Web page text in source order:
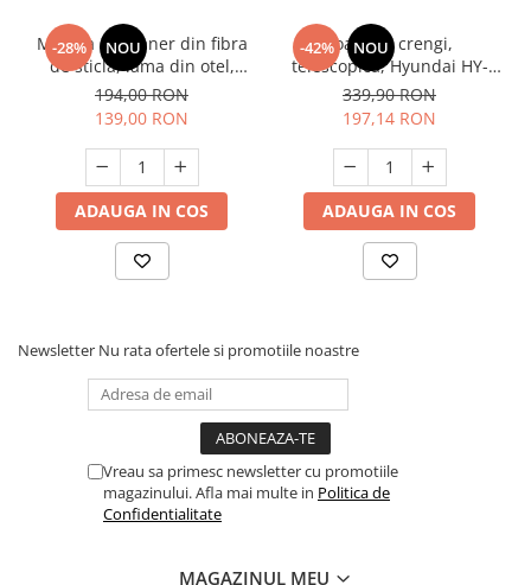
-28% NOU
Maceta cu maner din fibra
de sticla, lama din otel,
lungime 65cm, GardeX
Survivor
194,00 RON
139,00 RON
ADAUGA IN COS
-42% NOU
Foarfeca crengi,
telescopica, Hyundai HY-
58045, 67-102 mm
339,90 RON
197,14 RON
ADAUGA IN COS
Newsletter Nu rata ofertele si promotiile noastre
Vreau sa primesc newsletter cu promotiile
magazinului. Afla mai multe in Politica de
Confidentialitate
MAGAZINUL MEU